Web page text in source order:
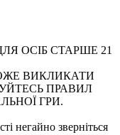
ОСІБ СТАРШЕ 21
ВИКЛИКАТИ
ПРАВИЛ
ГРИ.
негайно зверніться